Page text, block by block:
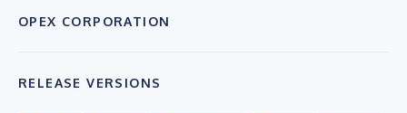
OPEX CORPORATION
RELEASE VERSIONS